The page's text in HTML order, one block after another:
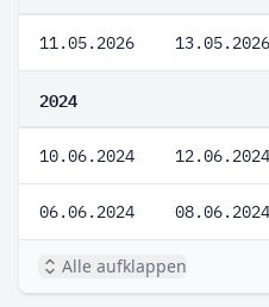
11.05.2026 13.05.2026
2024
10.06.2024 12.06.2024
06.06.2024 08.06.2024
Alle aufklappen